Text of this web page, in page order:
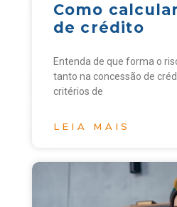
Como
de crédito
Entenda de que forma o
tanto na concessão de
critérios de
LEIA MAIS